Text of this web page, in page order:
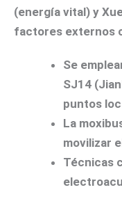
(energía vital) y
factores externos
Se
SJ14
puntos
La
movilizar
Técnicas